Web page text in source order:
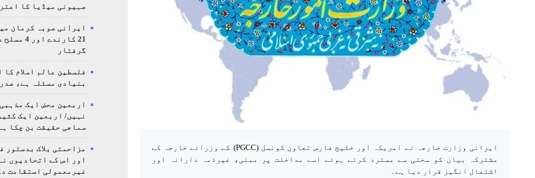
ایرانی وزارت خارجہ نے امریکہ اور خلیج فارس تعاون کونسل (PGCC) کے وزرائے خارجہ کے
مشترکہ بیان کو سختی سے مسترد کرتے ہوئے اسے مداخلت پر مبنی، غیرذمہ دارانہ اور
اشتعال انگیز قرار دیا ہے۔
صہیونی میڈیا کا
ایرانی صوبہ کرمان
21 کارندے
گرفتار
فلسطین عالم اسلام کا
بنیادی مسئلہ ہے،
اربعین محض ایک
نہیں/ اربعین ایک
سماجی حقیقت بن چکا
مزاحمتی بلاک بدستور
اور اس کے اتحادیوں
غیرمعمولی استقامت